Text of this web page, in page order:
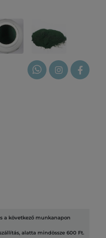
a következő munkanapon
alatta mindössze 600 Ft.